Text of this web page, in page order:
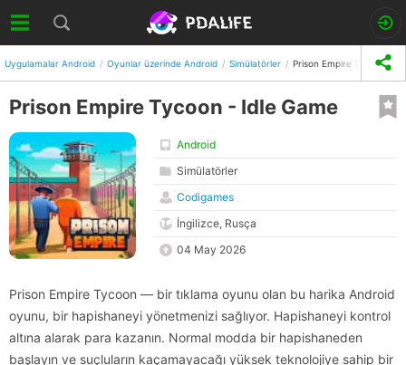
Uygulamalar Android Oyunlar üzerinde Android Simülatörler Prison Empire Tycoon -
Prison Empire Tycoon - Idle Game
Android
Simülatörler
Codigames
İngilizce, Rusça
04 May 2026
Prison Empire Tycoon — bir tıklama oyunu olan bu harika Android
oyunu, bir hapishaneyi yönetmenizi sağlıyor. Hapishaneyi kontrol
altına alarak para kazanın. Normal modda bir hapishaneden
başlayın ve suçluların kaçamayacağı yüksek teknolojiye sahip bir